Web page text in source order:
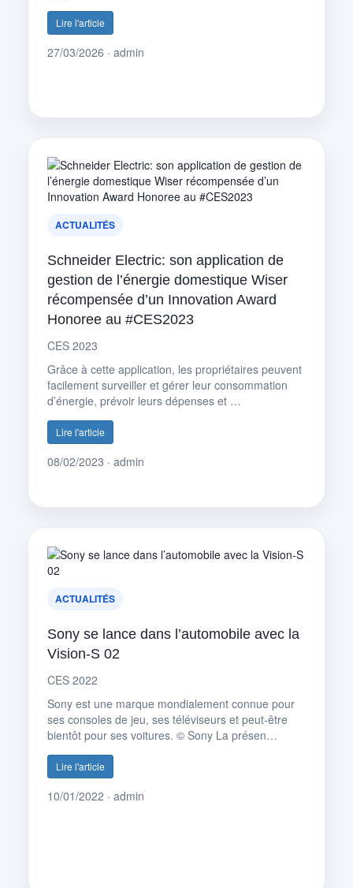
Lire l'article
27/03/2026 · admin
ACTUALITÉS
Schneider Electric: son application de
gestion de l’énergie domestique Wiser
récompensée d’un Innovation Award
Honoree au #CES2023
CES 2023
Grâce à cette application, les propriétaires peuvent
facilement surveiller et gérer leur consommation
d’énergie, prévoir leurs dépenses et …
Lire l'article
08/02/2023 · admin
ACTUALITÉS
Sony se lance dans l’automobile avec la
Vision-S 02
CES 2022
Sony est une marque mondialement connue pour
ses consoles de jeu, ses téléviseurs et peut-être
bientôt pour ses voitures. © Sony La présen…
Lire l'article
10/01/2022 · admin